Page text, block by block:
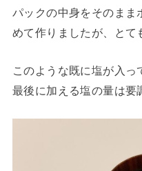
パックの中身をそのま
めて作りましたが、とて
このような既に塩が入っ
最後に加える塩の量は要